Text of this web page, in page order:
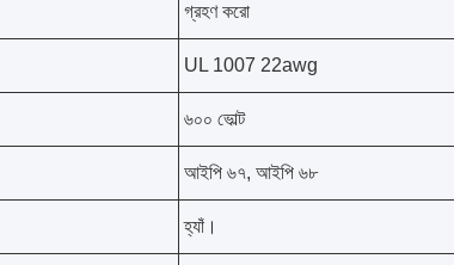
গ্রহণ করো
UL 1007 22awg
৬০০ ভোল্ট
আইপি ৬৭, আইপি ৬৮
হ্যাঁ।